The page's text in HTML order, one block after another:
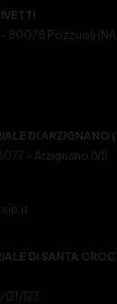
80078 Pozzuoli
DI ARZIGNANO
– Arzignano (VI)
DI SANTA
123